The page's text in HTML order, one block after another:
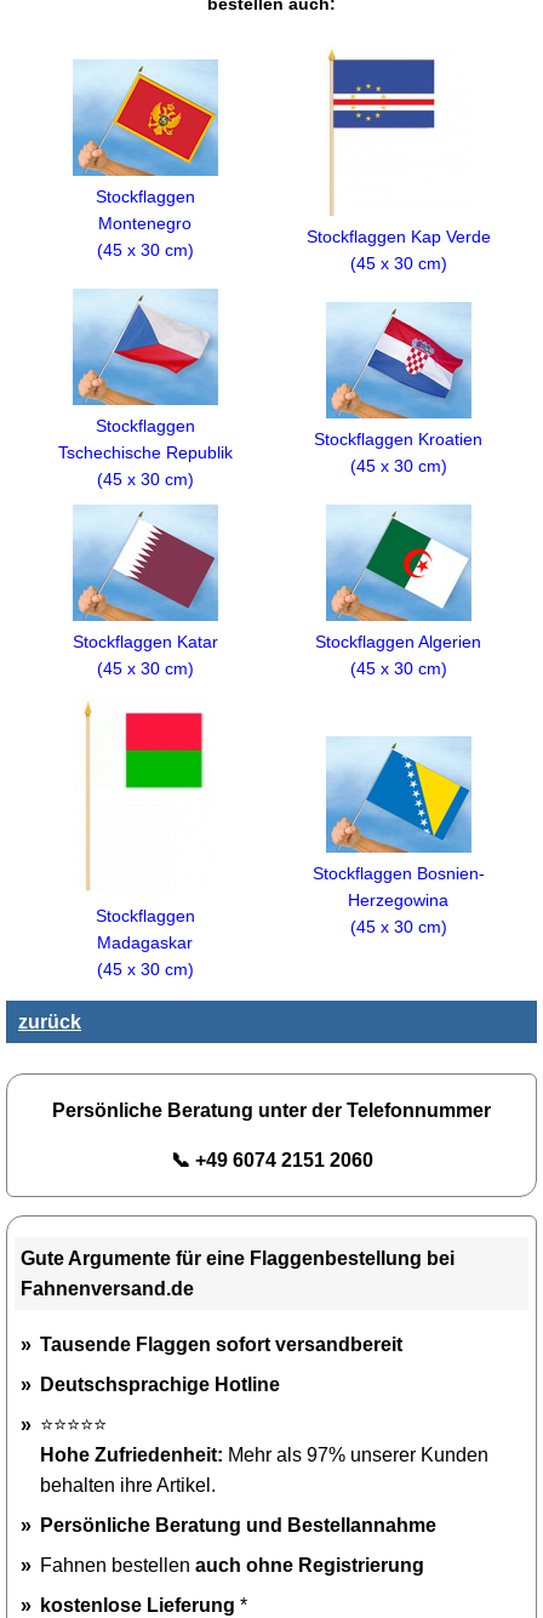
Stockflaggen
Montenegro
(45 x 30 cm)
Stockflaggen Kap Verde
(45 x 30 cm)
Stockflaggen
Tschechische Republik
(45 x 30 cm)
Stockflaggen Kroatien
(45 x 30 cm)
Stockflaggen Katar
(45 x 30 cm)
Stockflaggen Algerien
(45 x 30 cm)
Stockflaggen
Madagaskar
(45 x 30 cm)
Stockflaggen Bosnien-
Herzegowina
(45 x 30 cm)
zurück
Persönliche Beratung unter der Telefonnummer
📞 +49 6074 2151 2060
Gute Argumente für eine Flaggenbestellung bei
Fahnenversand.de
Tausende Flaggen sofort versandbereit
Deutschsprachige Hotline
⭐⭐⭐⭐⭐
Hohe Zufriedenheit: Mehr als 97% unserer Kunden
behalten ihre Artikel.
Persönliche Beratung und Bestellannahme
Fahnen bestellen auch ohne Registrierung
kostenlose Lieferung *